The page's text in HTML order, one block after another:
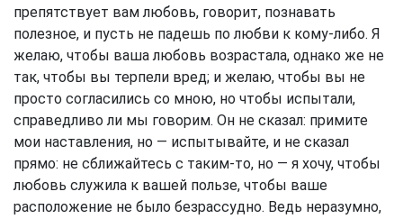
препятствует вам любовь, говорит, познавать
полезное, и пусть не падешь по любви к кому-либо. Я
желаю, чтобы ваша любовь возрастала, однако же не
так, чтобы вы терпели вред; и желаю, чтобы вы не
просто согласились со мною, но чтобы испытали,
справедливо ли мы говорим. Он не сказал: примите
мои наставления, но — испытывайте, и не сказал
прямо: не сближайтесь с таким-то, но — я хочу, чтобы
любовь служила к вашей пользе, чтобы ваше
расположение не было безрассудно. Ведь неразумно,